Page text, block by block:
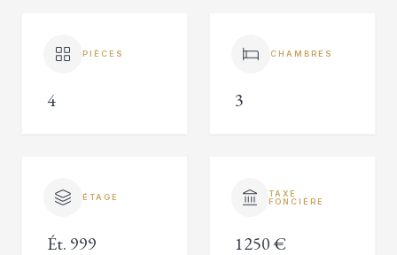
PIÈCES
4
CHAMBRES
3
ÉTAGE
Ét. 999
TAXE
FONCIÈRE
1250 €